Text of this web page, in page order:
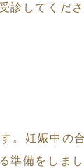
診してくださ
。妊娠中の
準備をしまし